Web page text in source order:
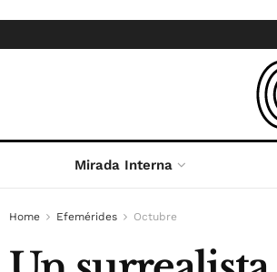
Mirada Interna
Home Efemérides Octubre